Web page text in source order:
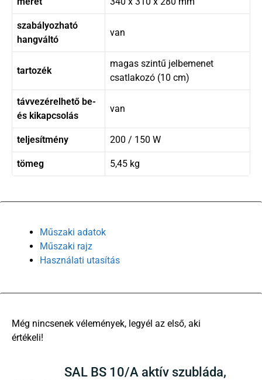
szabályozható
hangváltó
van
tartozék
magas szintű jelbemenet
csatlakozó (10 cm)
távvezérelhető be-
és kikapcsolás
van
teljesítmény 200 / 150 W
tömeg 5,45 kg
Műszaki adatok
Műszaki rajz
Használati utasítás
SAL BS 10/A aktív szubláda,